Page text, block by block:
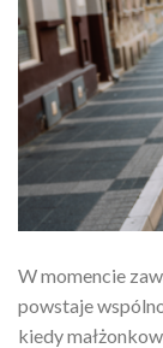
W momencie
powstaje
kiedy